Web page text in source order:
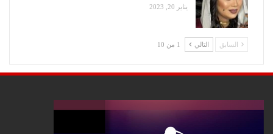
يناير 20, 2023
السابق التالي 1 من 10